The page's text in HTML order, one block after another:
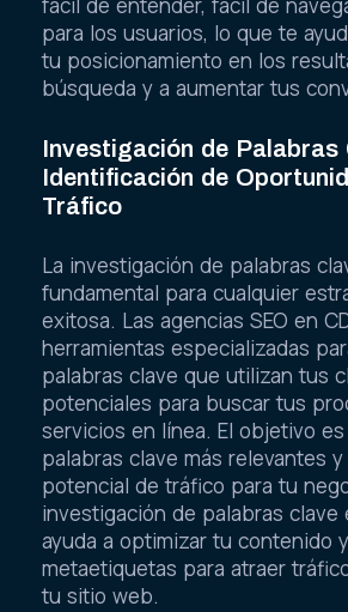
para los usuarios, lo que te
tu posicionamiento en los
búsqueda y a aumentar tus
Investigación de Palabras
Identificación de
Tráfico
La investigación de palabras
fundamental para cualquier
exitosa. Las agencias SEO en
herramientas especializadas
palabras clave que utilizan tus
potenciales para buscar tus
servicios en línea. El objetivo
palabras clave más relevantes
potencial de tráfico para tu
investigación de palabras clave
ayuda a optimizar tu contenido
metaetiquetas para atraer
tu sitio web.